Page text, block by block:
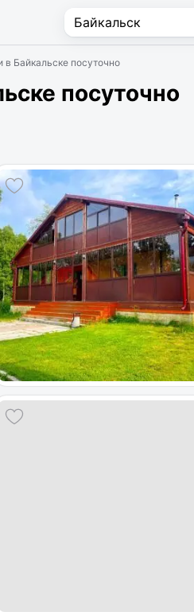
в Байкальске посуточно
посуточно